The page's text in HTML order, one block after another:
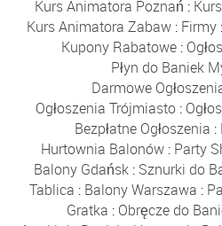
Kurs Animatora Poznań :
Kurs Animatora Zabaw : Firmy :
Kupony Rabatowe :
Płyn do Baniek
Darmowe
Ogłoszenia Trójmiasto :
Bezpłatne Ogłoszenia :
Hurtownia Balonów : Party
Balony Gdańsk : Sznurki do
Tablica : Balony Warszawa :
Gratka : Obręcze do